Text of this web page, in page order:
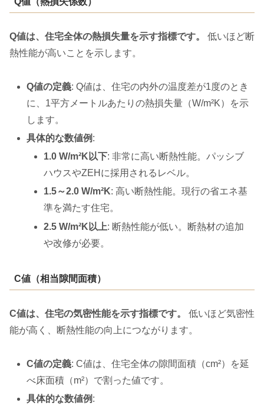
Q値は、住宅全体の熱損失量を示す指標です。
低いほど断
熱性能が高いことを示します。
Q値の定義: Q値は、住宅の内外の温度差が1度のとき
に、1平方メートルあたりの熱損失量（W/m²K）を示
します。
具体的な数値例 :
1.0 W/m²K以下: 非常に高い断熱性能。パッシブ
ハウスやZEHに採用されるレベル。
1.5～2.0 W/m²K: 高い断熱性能。現行の省エネ基
準を満たす住宅。
2.5 W/m²K以上: 断熱性能が低い。断熱材の追加
や改修が必要。
C値（相当隙間面積）
C値は、住宅の気密性能を示す指標です。
低いほど気密性
能が高く、断熱性能の向上につながります。
C値の定義: C値は、住宅全体の隙間面積（cm²）を延
べ床面積（m²）で割った値です。
具体的な数値例 :